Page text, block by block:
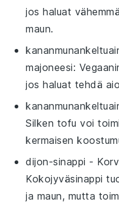
jos haluat
maun.
majoneesi:
jos haluat tehdä
Silken tofu voi
kermaisen
dijon-sinappi -
Kokojyväsinappi
ja maun, mutta